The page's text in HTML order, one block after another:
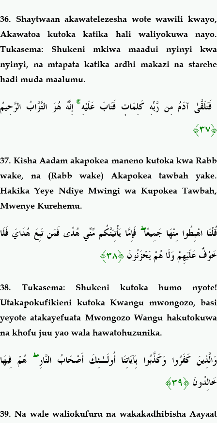
36. Shaytwaan akawatelezesha wote wawili kwayo,
Akawatoa kutoka katika hali waliyokuwa nayo.
Tukasema: Shukeni mkiwa maadui nyinyi kwa
nyinyi, na mtapata katika ardhi makazi na starehe
hadi muda maalumu.
فَتَلَقَّىٰ آدَمُ مِن رَّبِّهِ كَلِمَاتٍ فَتَابَ عَلَيْهِۚإِنَّهُ هُوَ التَّوَّابُ الرَّحِيمُ
﴿٣٧﴾
37. Kisha Aadam akapokea maneno kutoka kwa Rabb
wake, na (Rabb wake) Akapokea tawbah yake.
Hakika Yeye Ndiye Mwingi wa Kupokea Tawbah,
Mwenye Kurehemu.
قُلْنَا اهْبِطُوا مِنْهَا جَمِيعًاۖ فَإِمَّا يَأْتِيَنَّكُم مِّنِّي هُدًى فَمَن تَبِعَ هُدَايَ فَلَا
خَوْفٌ عَلَيْهِمْ وَلَا هُمْ يَحْزَنُونَ﴿٣٨﴾
38. Tukasema: Shukeni kutoka humo nyote!
Utakapokufikieni kutoka Kwangu mwongozo, basi
yeyote atakayefuata Mwongozo Wangu hakutokuwa
na khofu juu yao wala hawatohuzunika.
وَالَّذِينَ كَفَرُوا وَكَذَّبُوا بِآيَاتِنَا أُولَـٰئِكَ أَصْحَابُ النَّارِۖ هُمْ فِيهَا
خَالِدُونَ﴿٣٩﴾
39. Na wale waliokufuru na wakakadhibisha Aayaat